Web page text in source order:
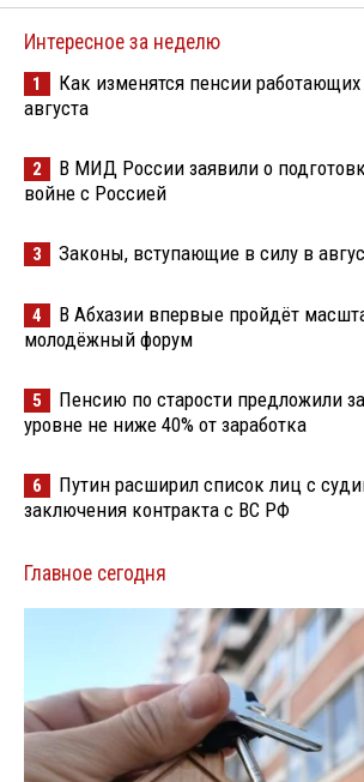
Интересное за неделю
1
Как изменятся пенсии
августа
2
В МИД России заявили о
войне с Россией
3 Законы, вступающие в силу в
4
В Абхазии впервые пройдёт
молодёжный форум
5
Пенсию по старости предложили
уровне не ниже 40% от заработка
6
Путин расширил список лиц с
заключения контракта с ВС РФ
Главное сегодня